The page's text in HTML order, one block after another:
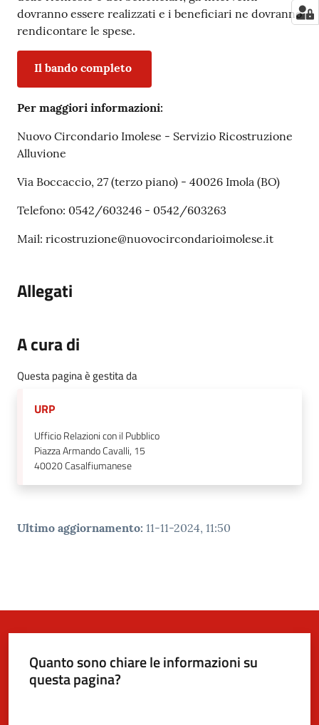
dovranno essere realizzati e i beneficiari ne dovranno
rendicontare le spese.
Il bando completo
Per maggiori informazioni:
Nuovo Circondario Imolese - Servizio Ricostruzione
Alluvione
Via Boccaccio, 27 (terzo piano) - 40026 Imola (BO)
Telefono: 0542/603246 - 0542/603263
Mail: ricostruzione@nuovocircondarioimolese.it
Allegati
A cura di
Questa pagina è gestita da
URP
Ufficio Relazioni con il Pubblico
Piazza Armando Cavalli, 15
40020Casalfiumanese
Ultimo aggiornamento: 11-11-2024, 11:50
Quanto sono chiare le informazioni su
questa pagina?